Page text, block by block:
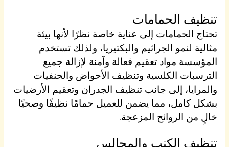
تنظيف الحمامات
تحتاج الحمامات إلى عناية خاصة نظرًا لأنها بيئة
مثالية لنمو الجراثيم والبكتيريا، ولذلك تستخدم
المؤسسة مواد تعقيم فعالة وآمنة لإزالة جميع
الترسبات الكلسية وتنظيف الأحواض والحنفيات
والمرايا، إلى جانب تنظيف الجدران وتعقيم الأرضيات
بشكل كامل، مما يضمن للعميل حمامًا نظيفًا وصحيًا
خالٍ من الروائح المزعجة.
تنظيف الكنب والمجالس